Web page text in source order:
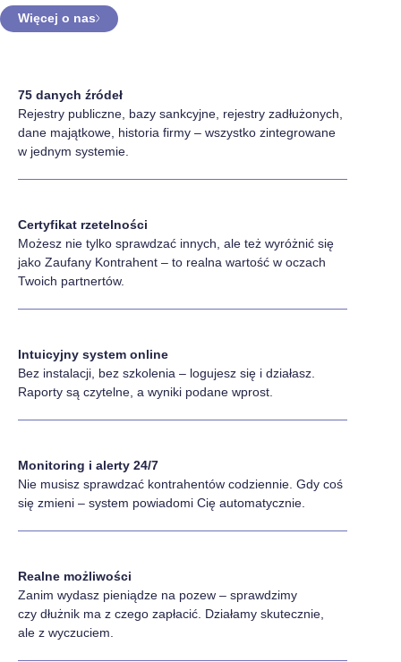
Więcej o nas
75 danych źródeł
Rejestry publiczne, bazy sankcyjne, rejestry zadłużonych,
dane majątkowe, historia firmy – wszystko zintegrowane
w jednym systemie.
Certyfikat rzetelności
Możesz nie tylko sprawdzać innych, ale też wyróżnić się
jako Zaufany Kontrahent – to realna wartość w oczach
Twoich partnertów.
Intuicyjny system online
Bez instalacji, bez szkolenia – logujesz się i działasz.
Raporty są czytelne, a wyniki podane wprost.
Monitoring i alerty 24/7
Nie musisz sprawdzać kontrahentów codziennie. Gdy coś
się zmieni – system powiadomi Cię automatycznie.
Realne możliwości
Zanim wydasz pieniądze na pozew – sprawdzimy
czy dłużnik ma z czego zapłacić. Działamy skutecznie,
ale z wyczuciem.